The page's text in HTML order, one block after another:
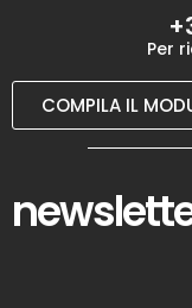
Per
COMPILA IL